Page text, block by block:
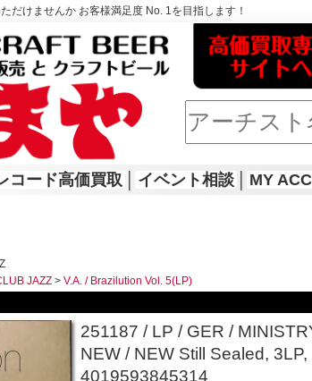
だけませんか お客様満足度 No. 1を目指します！
コード高価買取 イベント相談 MY
JAZZ > V.A. / Brazilution Vol. 5(LP)
251187 / LP / GER /
NEW / NEW Still Sealed,
4019593845314